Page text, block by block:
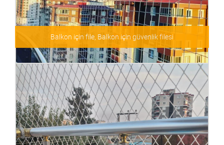
Balkon için file, Balkon için güvenlik filesi
Balkon için file, Balkon için güvenlik filesi